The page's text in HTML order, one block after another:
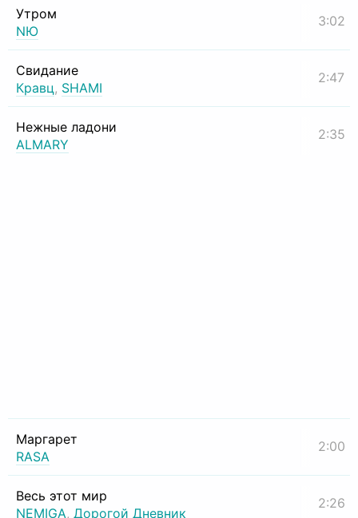
Утром
NЮ
3:02
Свидание
Кравц, SHAMI
2:47
Нежные ладони
ALMARY
2:35
Маргарет
RASA
2:00
Весь этот мир
NEMIGA, Дорогой Дневник
2:26